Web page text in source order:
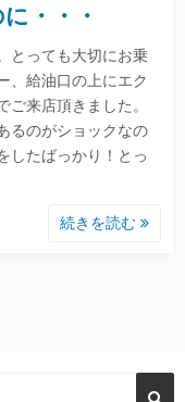
・・・
とっても大切にお乗
、給油口の上にエク
来店頂きました。
るのがショックなの
したばっかり！とっ
続きを読む